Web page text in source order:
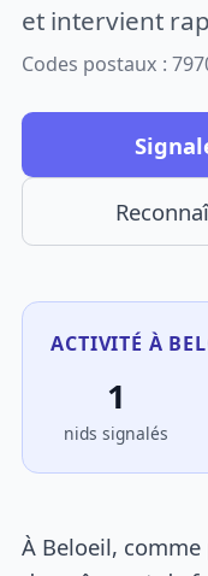
et intervient
Codes postaux :
ACTIVITÉ À
1
nids signalés
À Beloeil,